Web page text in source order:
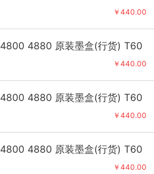
￥440.00
4800 4880 原装墨盒(行货) T60
￥440.00
4800 4880 原装墨盒(行货) T60
￥440.00
4800 4880 原装墨盒(行货) T60
￥440.00